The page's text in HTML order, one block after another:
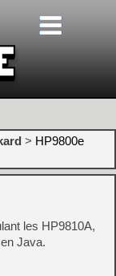
> HP9800e
les HP9810A,
Java.